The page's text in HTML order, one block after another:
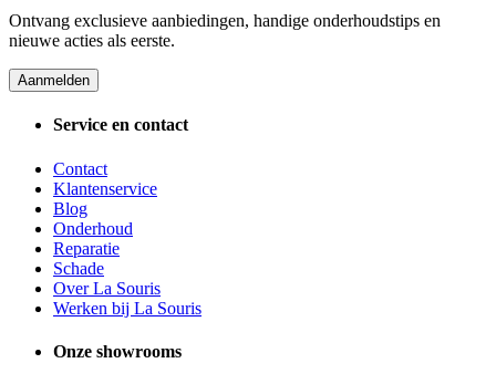
Ontvang exclusieve aanbiedingen, handige onderhoudstips en
nieuwe acties als eerste.
Aanmelden
Service en contact
Contact
Klantenservice
Blog
Onderhoud
Reparatie
Schade
Over La Souris
Werken bij La Souris
Onze showrooms